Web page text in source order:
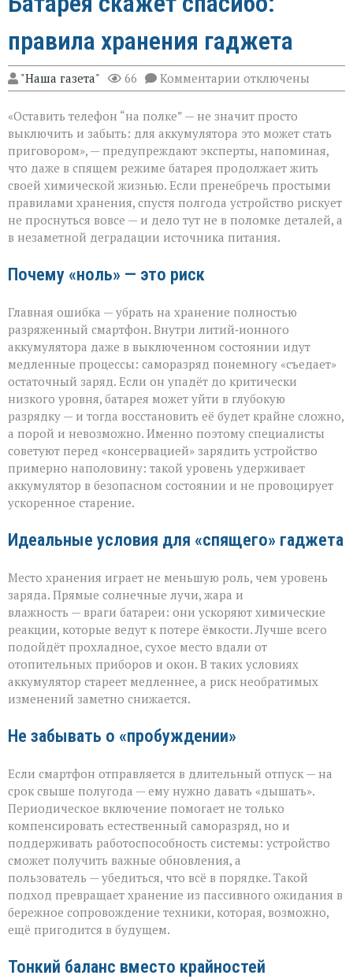
правила хранения гаджета
"Наша газета" 66 Комментарии к
записи
скажет
спасибо:
хранения
гаджета
отключены
«Оставить телефон “на полке” — не значит просто
выключить и забыть: для аккумулятора это может стать
приговором», — предупреждают эксперты, напоминая,
что даже в спящем режиме батарея продолжает жить
своей химической жизнью. Если пренебречь простыми
правилами хранения, спустя полгода устройство рискует
не проснуться вовсе — и дело тут не в поломке деталей, а
в незаметной деградации источника питания.
Почему «ноль» — это риск
Главная ошибка — убрать на хранение полностью
разряженный смартфон. Внутри литий‑ионного
аккумулятора даже в выключенном состоянии идут
медленные процессы: саморазряд понемногу «съедает»
остаточный заряд. Если он упадёт до критически
низкого уровня, батарея может уйти в глубокую
разрядку — и тогда восстановить её будет крайне сложно,
а порой и невозможно. Именно поэтому специалисты
советуют перед «консервацией» зарядить устройство
примерно наполовину: такой уровень удерживает
аккумулятор в безопасном состоянии и не провоцирует
ускоренное старение.
Идеальные условия для «спящего» гаджета
Место хранения играет не меньшую роль, чем уровень
заряда. Прямые солнечные лучи, жара и
влажность — враги батареи: они ускоряют химические
реакции, которые ведут к потере ёмкости. Лучше всего
подойдёт прохладное, сухое место вдали от
отопительных приборов и окон. В таких условиях
аккумулятор стареет медленнее, а риск необратимых
изменений заметно снижается.
Не забывать о «пробуждении»
Если смартфон отправляется в длительный отпуск — на
срок свыше полугода — ему нужно давать «дышать».
Периодическое включение помогает не только
компенсировать естественный саморазряд, но и
поддерживать работоспособность системы: устройство
сможет получить важные обновления, а
пользователь — убедиться, что всё в порядке. Такой
подход превращает хранение из пассивного ожидания в
бережное сопровождение техники, которая, возможно,
ещё пригодится в будущем.
Тонкий баланс вместо крайностей